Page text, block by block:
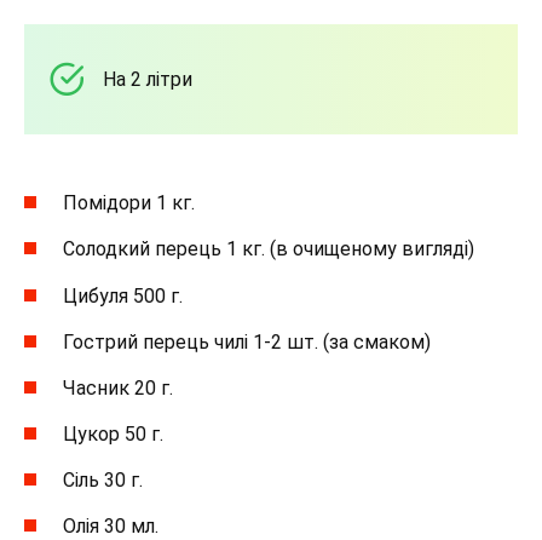
На 2 літри
Помідори 1 кг.
Солодкий перець 1 кг. (в очищеному вигляді)
Цибуля 500 г.
Гострий перець чилі 1-2 шт. (за смаком)
Часник 20 г.
Цукор 50 г.
Сіль 30 г.
Олія 30 мл.